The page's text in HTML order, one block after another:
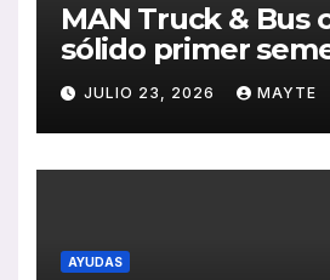
MAN Truck & Bus
sólido primer
2026 con
ventas, pedidos y
rentabilidad
JULIO 23, 2026 MAYTE
AYUDAS